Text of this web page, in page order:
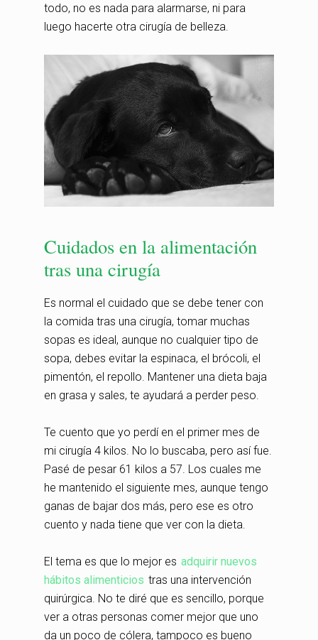
todo, no es nada para alarmarse, ni para
luego hacerte otra cirugía de belleza.
Cuidados en la alimentación
tras una cirugía
Es normal el cuidado que se debe tener con
la comida tras una cirugía, tomar muchas
sopas es ideal, aunque no cualquier tipo de
sopa, debes evitar la espinaca, el brócoli, el
pimentón, el repollo. Mantener una dieta baja
en grasa y sales, te ayudará a perder peso.
Te cuento que yo perdí en el primer mes de
mi cirugía 4 kilos. No lo buscaba, pero así fue.
Pasé de pesar 61 kilos a 57. Los cuales me
he mantenido el siguiente mes, aunque tengo
ganas de bajar dos más, pero ese es otro
cuento y nada tiene que ver con la dieta.
El tema es que lo mejor es adquirir nuevos
hábitos alimenticios tras una intervención
quirúrgica. No te diré que es sencillo, porque
ver a otras personas comer mejor que uno
da un poco de cólera, tampoco es bueno